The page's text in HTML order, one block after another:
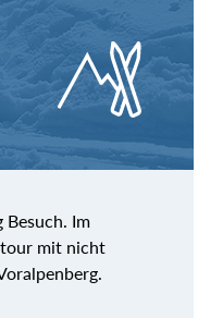
Besuch. Im
mit nicht